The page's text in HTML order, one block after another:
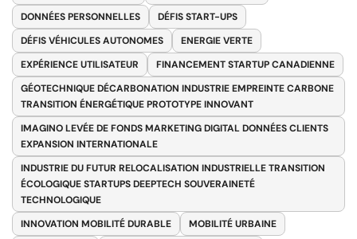
DONNÉES PERSONNELLES
DÉFIS START-UPS
DÉFIS VÉHICULES AUTONOMES
ENERGIE VERTE
EXPÉRIENCE UTILISATEUR
FINANCEMENT STARTUP CANADIENNE
GÉOTECHNIQUE DÉCARBONATION INDUSTRIE EMPREINTE CARBONE
TRANSITION ÉNERGÉTIQUE PROTOTYPE INNOVANT
IMAGINO LEVÉE DE FONDS MARKETING DIGITAL DONNÉES CLIENTS
EXPANSION INTERNATIONALE
INDUSTRIE DU FUTUR RELOCALISATION INDUSTRIELLE TRANSITION
ÉCOLOGIQUE STARTUPS DEEPTECH SOUVERAINETÉ
TECHNOLOGIQUE
INNOVATION MOBILITÉ DURABLE
MOBILITÉ URBAINE